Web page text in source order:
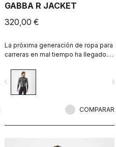
GABBA R JACKET
320,00 €
La próxima generación de ropa para
carreras en mal tiempo ha llegado.
larga es la más protectora y
aerodinámica hasta el momento.
navigate_before
COMPARAR